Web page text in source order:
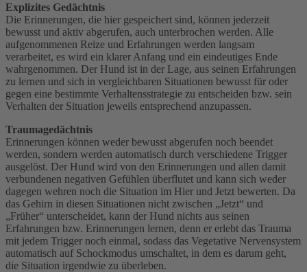
Explizites Gedächtnis
Die Erinnerungen, die hier gespeichert sind, können jederzeit
bewusst und aktiv abgerufen, auch unterbrochen werden. Alle
aufgenommenen Reize und Erfahrungen werden langsam
verarbeitet, es wird ein klarer Anfang und ein eindeutiges Ende
wahrgenommen. Der Hund ist in der Lage, aus seinen Erfahrungen
zu lernen und sich in vergleichbaren Situationen bewusst für oder
gegen eine bestimmte Verhaltensstrategie zu entscheiden bzw. sein
Verhalten der Situation jeweils entsprechend anzupassen.
Traumagedächtnis
Erinnerungen können weder bewusst abgerufen noch beendet
werden, sondern werden automatisch durch verschiedene Trigger
ausgelöst. Der Hund wird von den Erinnerungen und allen damit
verbundenen negativen Gefühlen überflutet und kann sich weder
dagegen wehren noch die Situation im Hier und Jetzt bewerten. Da
das Gehirn in diesen Situationen nicht zwischen „Jetzt“ und
„Früher“ unterscheidet, kann der Hund nichts aus seinen
Erfahrungen bzw. Erinnerungen lernen, denn er erlebt das Trauma
mit jedem Trigger noch einmal, sodass das Vegetative Nervensystem
automatisch auf Schockmodus umschaltet, in dem es darum geht,
die Situation irgendwie zu überleben.